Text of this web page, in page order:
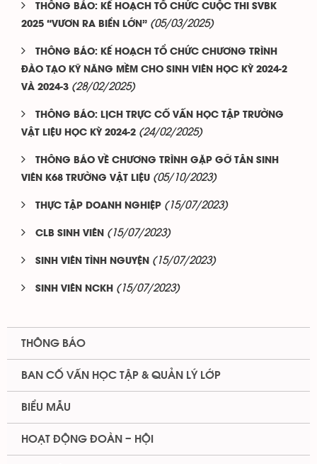
THÔNG BÁO: KẾ HOẠCH TỔ CHỨC CUỘC THI SVBK
2025 “VƯƠN RA BIỂN LỚN” (05/03/2025)
THÔNG BÁO: KẾ HOẠCH TỔ CHỨC CHƯƠNG TRÌNH
ĐÀO TẠO KỸ NĂNG MỀM CHO SINH VIÊN HỌC KỲ 2024-2
VÀ 2024-3 (28/02/2025)
THÔNG BÁO: LỊCH TRỰC CỐ VẤN HỌC TẬP TRƯỜNG
VẬT LIỆU HỌC KỲ 2024-2 (24/02/2025)
THÔNG BÁO VỀ CHƯƠNG TRÌNH GẶP GỠ TÂN SINH
VIÊN K68 TRƯỜNG VẬT LIỆU (05/10/2023)
THỰC TẬP DOANH NGHIỆP (15/07/2023)
CLB SINH VIÊN (15/07/2023)
SINH VIÊN TÌNH NGUYỆN (15/07/2023)
SINH VIÊN NCKH (15/07/2023)
THÔNG BÁO
BAN CỐ VẤN HỌC TẬP & QUẢN LÝ LỚP
BIỂU MẪU
HOẠT ĐỘNG ĐOÀN – HỘI